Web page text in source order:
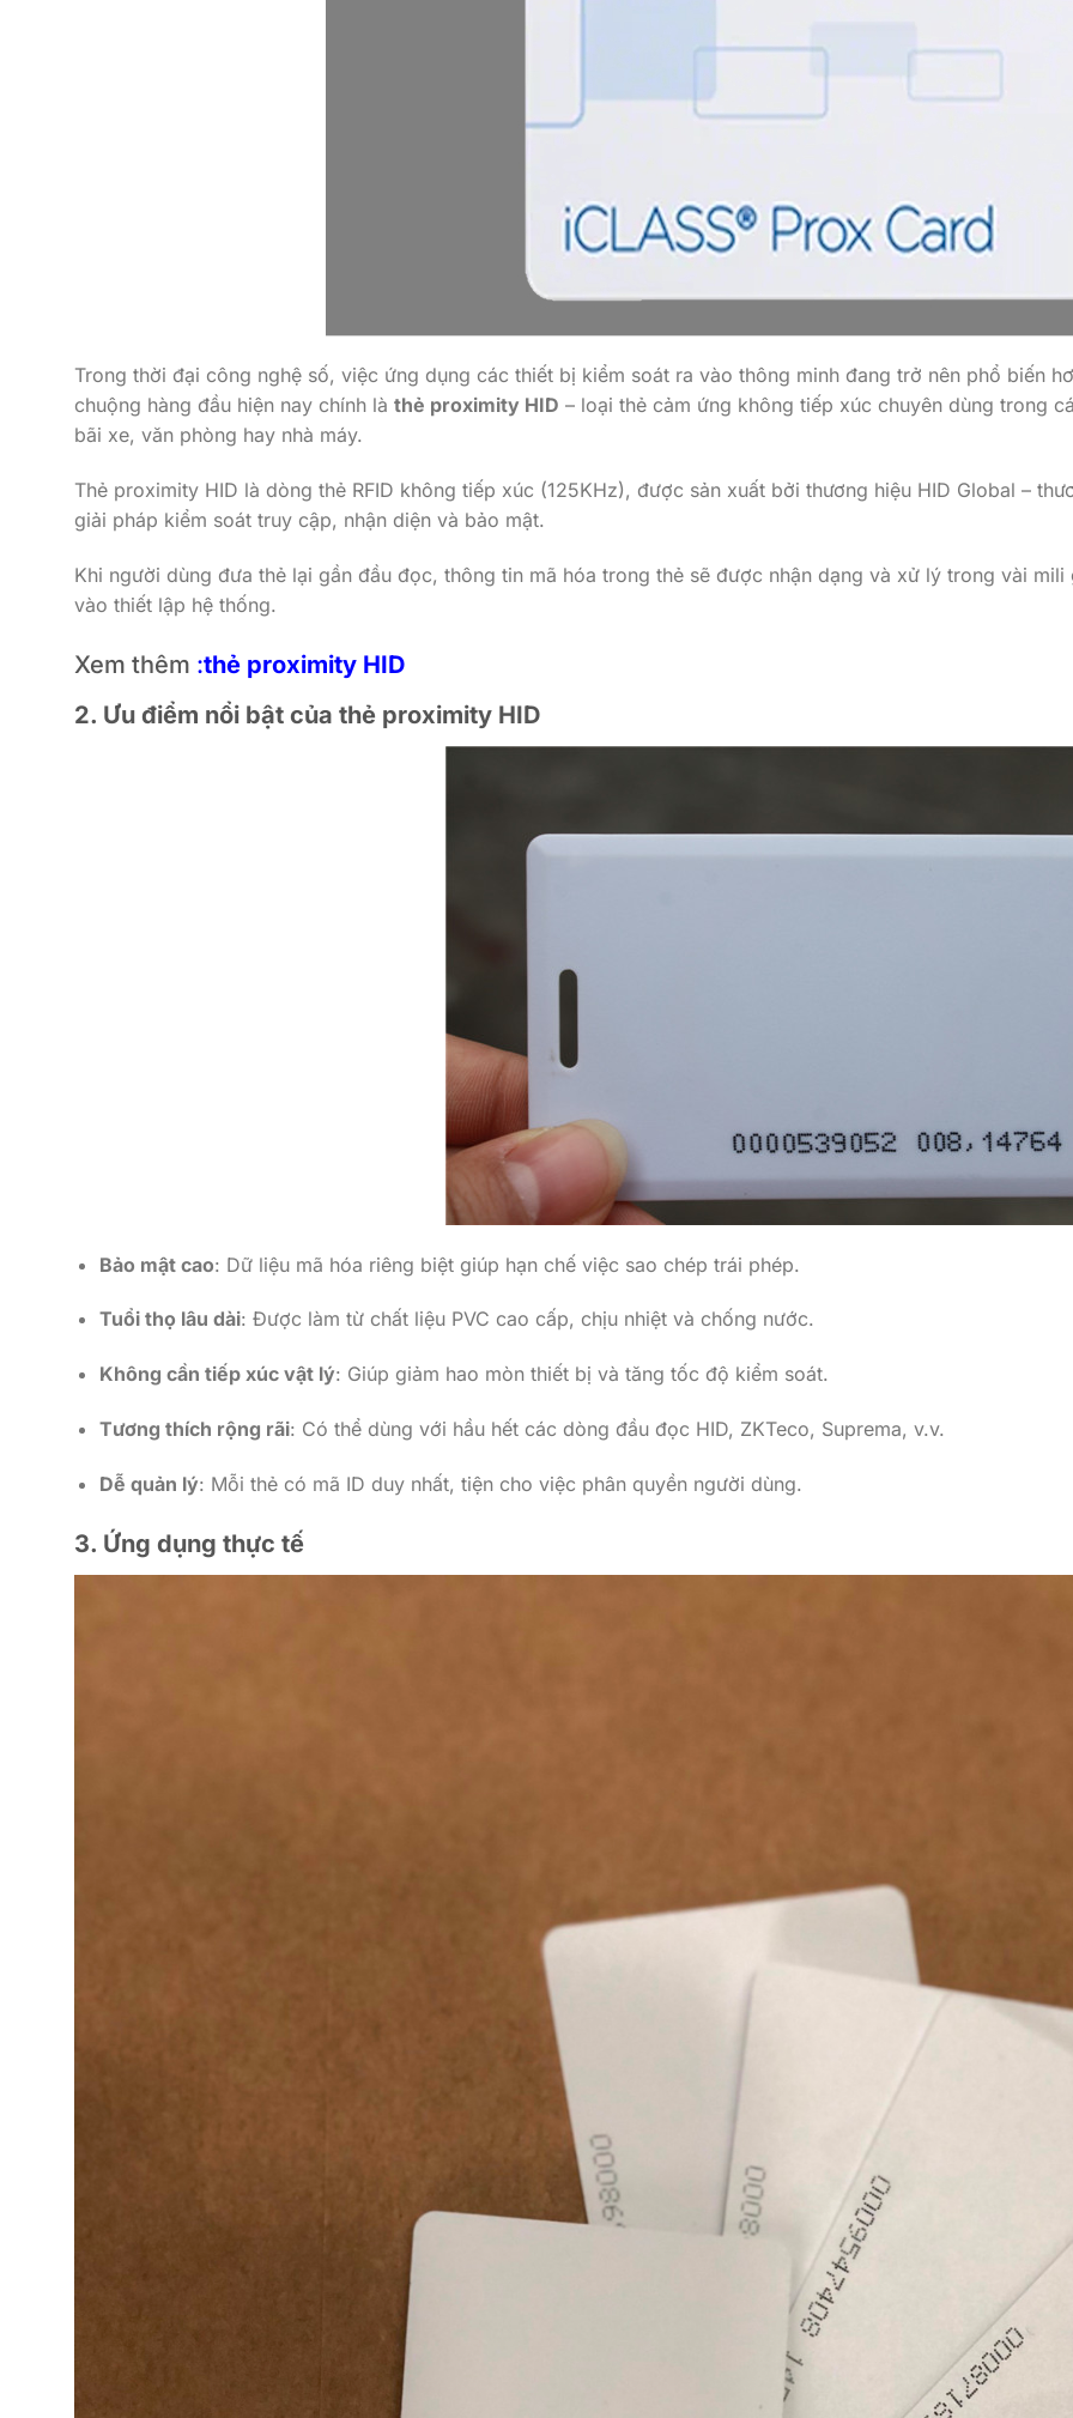
Trong thời đại công nghệ số, việc ứng dụng các thiết bị kiểm soát ra vào thông minh đang trở nên phổ biến
chuộng hàng đầu hiện nay chính là thẻ proximity HID – loại thẻ cảm ứng không tiếp xúc chuyên dùng trong
bãi xe, văn phòng hay nhà máy.
Thẻ proximity HID là dòng thẻ RFID không tiếp xúc (125KHz), được sản xuất bởi thương hiệu HID Global –
giải pháp kiểm soát truy cập, nhận diện và bảo mật.
Khi người dùng đưa thẻ lại gần đầu đọc, thông tin mã hóa trong thẻ sẽ được nhận dạng và xử lý trong vài
vào thiết lập hệ thống.
Xem thêm :thẻ proximity HID
2. Ưu điểm nổi bật của thẻ proximity HID
Bảo mật cao: Dữ liệu mã hóa riêng biệt giúp hạn chế việc sao chép trái phép.
Tuổi thọ lâu dài: Được làm từ chất liệu PVC cao cấp, chịu nhiệt và chống nước.
Không cần tiếp xúc vật lý: Giúp giảm hao mòn thiết bị và tăng tốc độ kiểm soát.
Tương thích rộng rãi: Có thể dùng với hầu hết các dòng đầu đọc HID, ZKTeco, Suprema, v.v.
Dễ quản lý: Mỗi thẻ có mã ID duy nhất, tiện cho việc phân quyền người dùng.
3. Ứng dụng thực tế